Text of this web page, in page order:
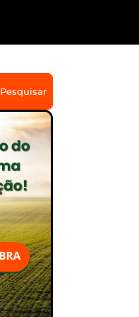
Pesquisar